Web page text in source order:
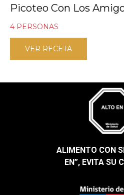
Picoteo Con Los
4 PERSONAS
VER RECETA
ALIMENTO CON
EN”, EVITA SU